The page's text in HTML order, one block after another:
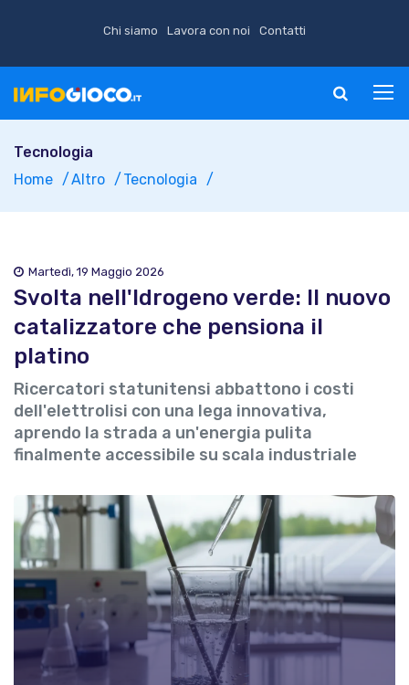
Chi siamo Lavora con noi Contatti
Tecnologia
Home
Altro Tecnologia
Martedì, 19 Maggio 2026
Svolta nell'Idrogeno verde: Il nuovo
catalizzatore che pensiona il
platino
Ricercatori statunitensi abbattono i costi
dell'elettrolisi con una lega innovativa,
aprendo la strada a un'energia pulita
finalmente accessibile su scala industriale